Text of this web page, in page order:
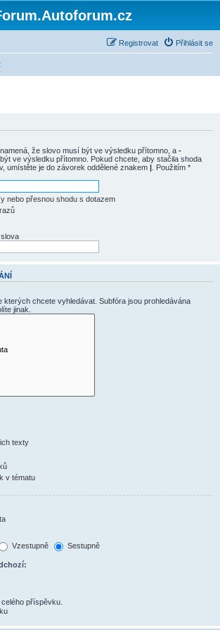
Přihlásit se
Registrovat
že slovo musí být ve výsledku přítomno, a -
ve výsledku přítomno. Pokud chcete, aby stačila shoda
umístěte je do závorek oddělené znakem | . Použitím *
nebo přesnou shodu s dotazem
kterých chcete vyhledávat. Subfóra jsou prohledávána
jinak.
texty
v tématu
Vzestupně
Sestupně
příspěvku.